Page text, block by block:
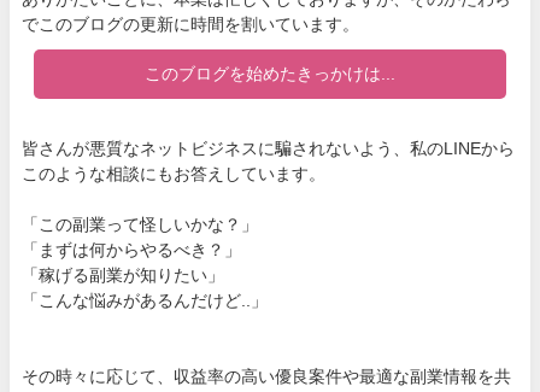
でこのブログの更新に時間を割いています。
このブログを始めたきっかけは...
皆さんが悪質なネットビジネスに騙されないよう、私のLINEから
このような相談にもお答えしています。
「この副業って怪しいかな？」
「まずは何からやるべき？」
「稼げる副業が知りたい」
「こんな悩みがあるんだけど..」
その時々に応じて、収益率の高い優良案件や最適な副業情報を共